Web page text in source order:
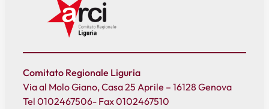
Comitato Regionale Liguria
Via al Molo Giano, Casa 25 Aprile – 16128 Genova
Tel 0102467506- Fax 0102467510